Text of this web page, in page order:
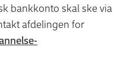
bankkonto skal ske via
afdelingen for